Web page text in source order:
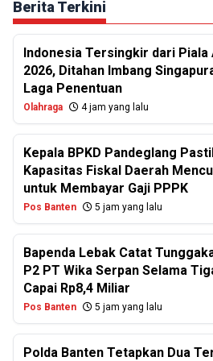
Berita Terkini
Indonesia Tersingkir dari Piala
2026, Ditahan Imbang
Laga Penentuan
Olahraga 4 jam yang lalu
Kepala BPKD Pandeglang
Kapasitas Fiskal Daerah
untuk Membayar Gaji PPPK
Pos Banten 5 jam yang lalu
Bapenda Lebak Catat
P2 PT Wika Serpan Selama
Capai Rp8,4 Miliar
Pos Banten 5 jam yang lalu
Polda Banten Tetapkan Dua